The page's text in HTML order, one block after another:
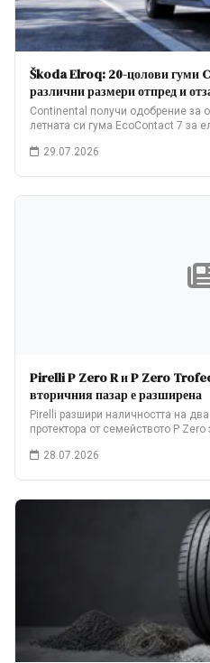
Škoda Elroq: 20-цолови гуми
различни размери отпред и
Continental получи одобрение за
летната си гума EcoContact 7 за
29.07.2026
Pirelli P Zero R и P Zero
вторичния пазар е разширена
Pirelli разшири наличността на
протектора от семейството P
28.07.2026